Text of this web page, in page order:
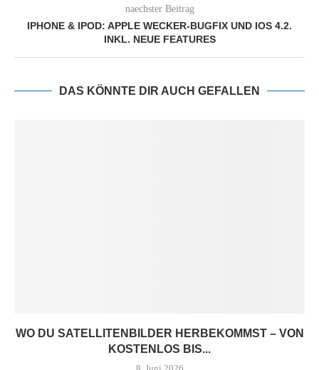
naechster Beitrag
IPHONE & IPOD: APPLE WECKER-BUGFIX UND IOS 4.2.
INKL. NEUE FEATURES
DAS KÖNNTE DIR AUCH GEFALLEN
WO DU SATELLITENBILDER HERBEKOMMST – VON
KOSTENLOS BIS...